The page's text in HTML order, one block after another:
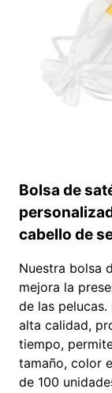
Bolsa de
cabello de
Nuestra bolsa
mejora la
de las pelucas.
alta calidad,
tiempo,
tamaño, color
de 100